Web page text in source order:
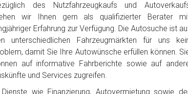
des Nutzfahrzeugkaufs und
wir Ihnen gern als qualifizierter Berater
Erfahrung zur Verfügung. Die Autosuche ist
unterschiedlichen Fahrzeugmärkten für uns
damit Sie Ihre Autowünsche erfüllen können.
auf informative Fahrberichte sowie auf
und Services zugreifen.
wie Finanzierung, Autovermietung sowie